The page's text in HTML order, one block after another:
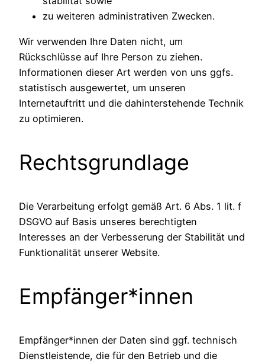
zu weiteren administrativen Zwecken.
Wir verwenden Ihre Daten nicht, um
Rückschlüsse auf Ihre Person zu ziehen.
Informationen dieser Art werden von uns ggfs.
statistisch ausgewertet, um unseren
Internetauftritt und die dahinterstehende Technik
zu optimieren.
Rechtsgrundlage
Die Verarbeitung erfolgt gemäß Art. 6 Abs. 1 lit. f
DSGVO auf Basis unseres berechtigten
Interesses an der Verbesserung der Stabilität und
Funktionalität unserer Website.
Empfänger*innen
Empfänger*innen der Daten sind ggf. technisch
Dienstleistende, die für den Betrieb und die